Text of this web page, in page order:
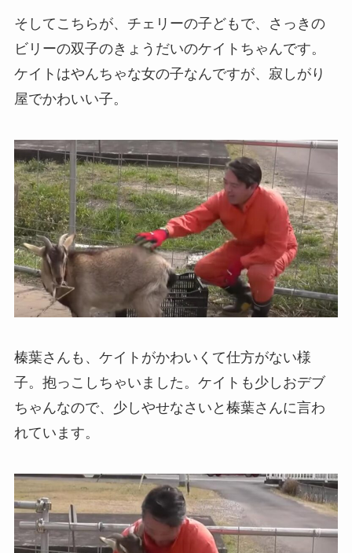
そしてこちらが、チェリーの子どもで、さっきの
ビリーの双子のきょうだいのケイトちゃんです。
ケイトはやんちゃな女の子なんですが、寂しがり
屋でかわいい子。
榛葉さんも、ケイトがかわいくて仕方がない様
子。抱っこしちゃいました。ケイトも少しおデブ
ちゃんなので、少しやせなさいと榛葉さんに言わ
れています。